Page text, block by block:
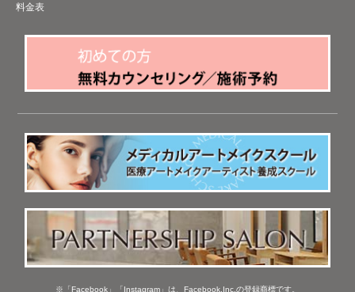
料金表
※「Facebook」「Instagram」は、Facebook,Inc.の登録商標です。